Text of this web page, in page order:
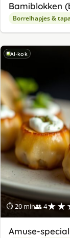
Bamiblokken
Borrelhapjes &
AI-kok
⏱ 20 min👥 4
Amuse-special